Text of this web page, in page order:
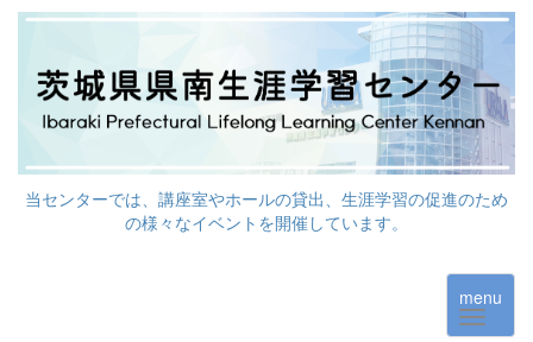
当センターでは、講座室やホールの貸出、生涯学習の促進のため
の様々なイベントを開催しています。
menu